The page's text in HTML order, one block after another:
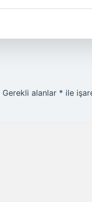
Gerekli alanlar * ile